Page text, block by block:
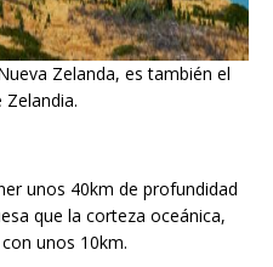
Zelanda, es también el
unos 40km de profundidad
que la corteza oceánica,
unos 10km.